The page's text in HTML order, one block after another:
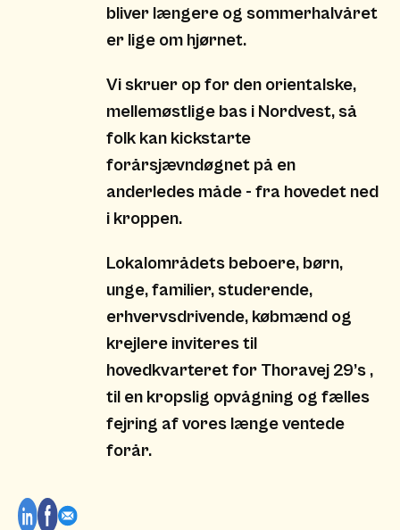
bliver længere og sommerhalvåret
er lige om hjørnet.
Vi skruer op for den orientalske,
mellemøstlige bas i Nordvest, så
folk kan kickstarte
forårsjævndøgnet på en
anderledes måde - fra hovedet ned
i kroppen.
Lokalområdets beboere, børn,
unge, familier, studerende,
erhvervsdrivende, købmænd og
krejlere inviteres til
hovedkvarteret for Thoravej 29’s ,
til en kropslig opvågning og fælles
fejring af vores længe ventede
forår.